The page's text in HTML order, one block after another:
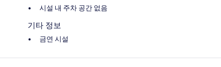
시설 내 주차 공간 없음
기타 정보
금연 시설